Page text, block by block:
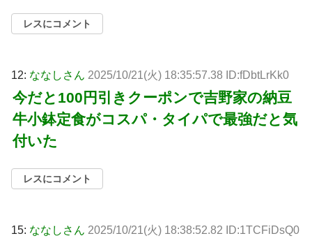
レスにコメント
12: ななしさん 2025/10/21(火) 18:35:57.38 ID:fDbtLrKk0
今だと100円引きクーポンで吉野家の納豆
牛小鉢定食がコスパ・タイパで最強だと気
付いた
レスにコメント
15: ななしさん 2025/10/21(火) 18:38:52.82 ID:1TCFiDsQ0